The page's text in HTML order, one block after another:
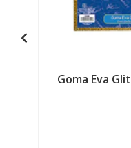
Goma Eva